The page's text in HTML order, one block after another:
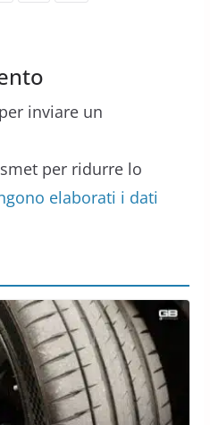
per inviare un
per ridurre lo
elaborati i dati